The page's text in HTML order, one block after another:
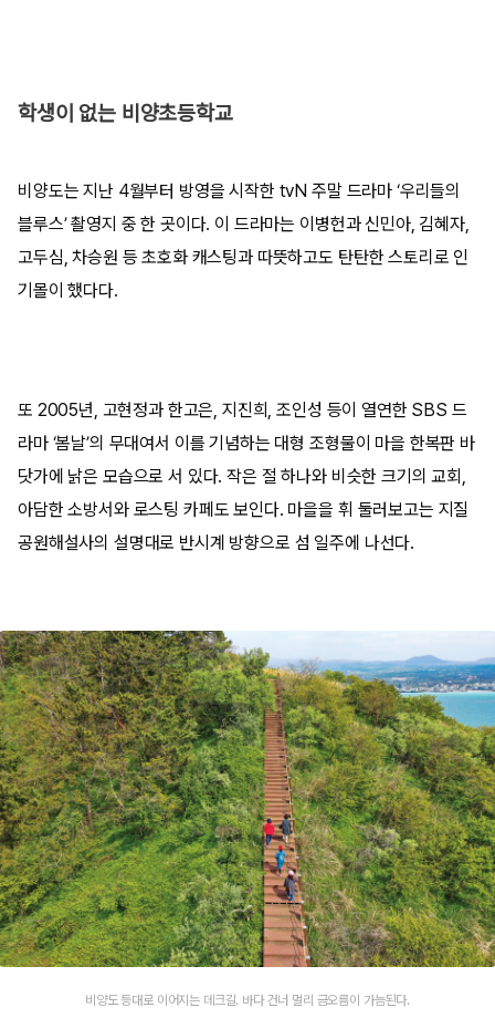
학생이 없는 비양초등학교
비양도는 지난 4월부터 방영을 시작한 tvN 주말 드라마 ‘우리들의
블루스’ 촬영지 중 한 곳이다. 이 드라마는 이병헌과 신민아, 김혜자,
고두심, 차승원 등 초호화 캐스팅과 따뜻하고도 탄탄한 스토리로 인
기몰이 했다다.
또 2005년, 고현정과 한고은, 지진희, 조인성 등이 열연한 SBS 드
라마 ‘봄날’의 무대여서 이를 기념하는 대형 조형물이 마을 한복판 바
닷가에 낡은 모습으로 서 있다. 작은 절 하나와 비슷한 크기의 교회,
아담한 소방서와 로스팅 카페도 보인다. 마을을 휘 둘러보고는 지질
공원해설사의 설명대로 반시계 방향으로 섬 일주에 나선다.
비양도 등대로 이어지는 데크길. 바다 건너 멀리 금오름이 가늠된다.